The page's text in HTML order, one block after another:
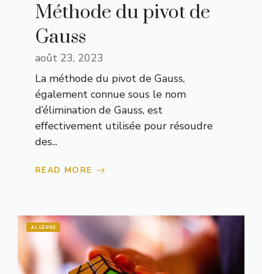
Méthode du pivot de
Gauss
août 23, 2023
La méthode du pivot de Gauss,
également connue sous le nom
d’élimination de Gauss, est
effectivement utilisée pour résoudre
des...
READ MORE
ALGÈBRE